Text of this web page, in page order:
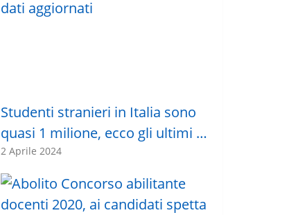
Studenti stranieri in Italia sono
quasi 1 milione, ecco gli ultimi …
2 Aprile 2024